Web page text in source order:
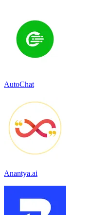
AutoChat
Anantya.ai